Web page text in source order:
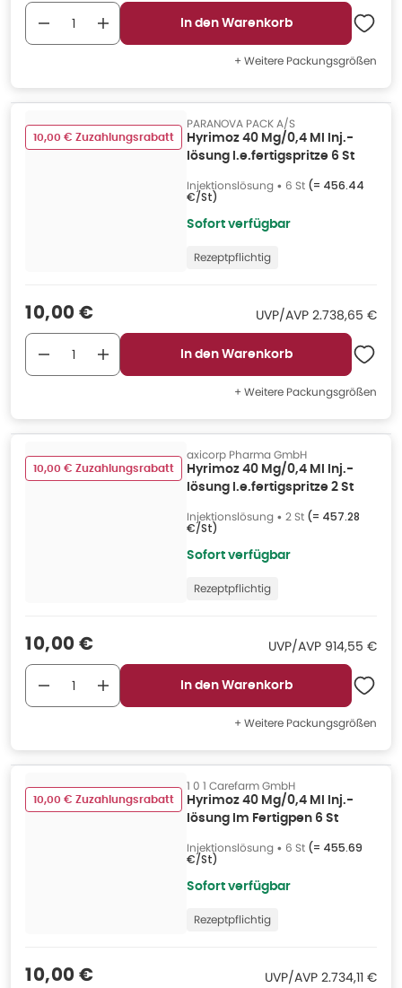
In den Warenkorb
+ Weitere Packungsgrößen
10,00 € Zuzahlungsrabatt
PARANOVA PACK A/S
Hyrimoz 40 Mg/0,4 Ml Inj.-
lösung I.e.fertigspritze 6 St
Injektionslösung • 6 St (= 456.44
€/St)
Sofort verfügbar
Rezeptpflichtig
Verkaufspreis
10,00 € UVP/AVP UVP/AVP
2.738,65 €
In den Warenkorb
+ Weitere Packungsgrößen
10,00 € Zuzahlungsrabatt
axicorp Pharma GmbH
Hyrimoz 40 Mg/0,4 Ml Inj.-
lösung I.e.fertigspritze 2 St
Injektionslösung • 2 St (= 457.28
€/St)
Sofort verfügbar
Rezeptpflichtig
Verkaufspreis
10,00 € UVP/AVP UVP/AVP
914,55 €
In den Warenkorb
+ Weitere Packungsgrößen
10,00 € Zuzahlungsrabatt
1 0 1 Carefarm GmbH
Hyrimoz 40 Mg/0,4 Ml Inj.-
lösung Im Fertigpen 6 St
Injektionslösung • 6 St (= 455.69
€/St)
Sofort verfügbar
Rezeptpflichtig
Verkaufspreis
10,00 € UVP/AVP UVP/AVP:
2.734,11 €